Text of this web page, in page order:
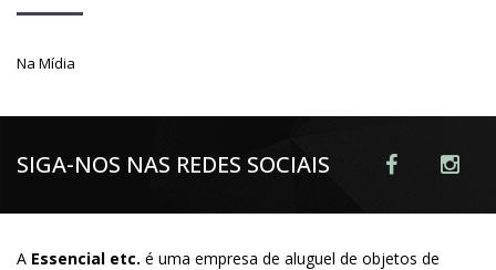
Na Mídia
SIGA-NOS NAS REDES SOCIAIS
A Essencial etc. é uma empresa de aluguel de objetos de